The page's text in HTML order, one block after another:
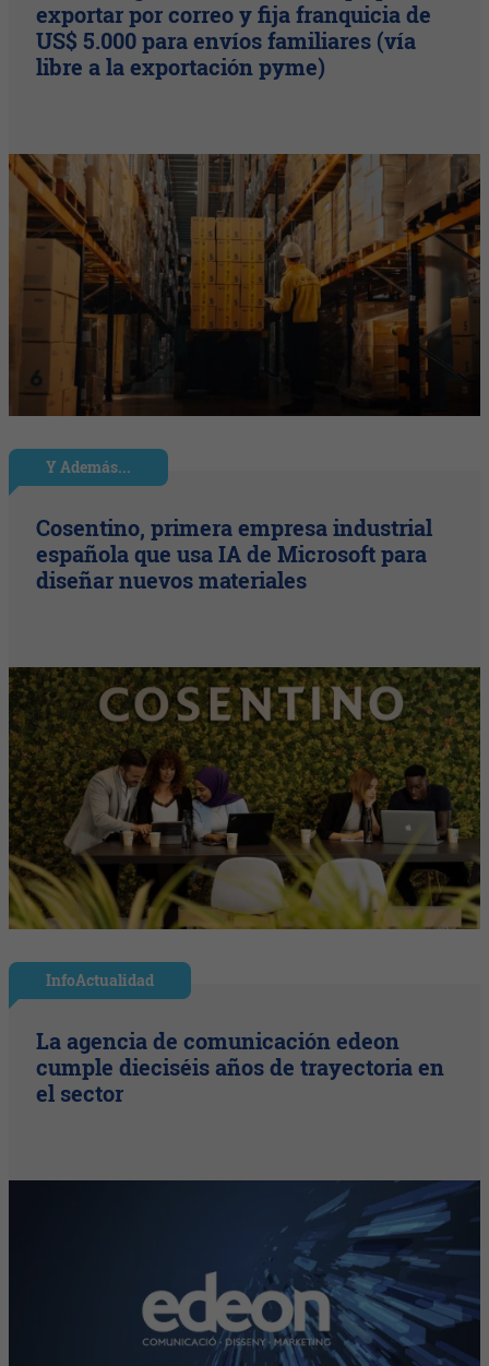
exportar por correo y fija franquicia de
US$ 5.000 para envíos familiares (vía
libre a la exportación pyme)
Y Además...
Cosentino, primera empresa industrial
española que usa IA de Microsoft para
diseñar nuevos materiales
InfoActualidad
La agencia de comunicación edeon
cumple dieciséis años de trayectoria en
el sector